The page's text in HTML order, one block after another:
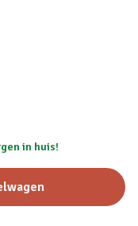
in huis!